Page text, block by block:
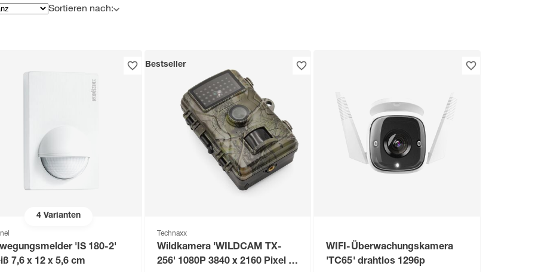
Sortieren nach:
4Varianten
'IS 180-2'
7,6 x 12 x 5,6 cm
Bestseller
Technaxx
Wildkamera 'WILDCAM TX-
256' 1080P 3840 x 2160 Pixel IP
WIFI-Überwachungskamera
'TC65' drahtlos 1296p